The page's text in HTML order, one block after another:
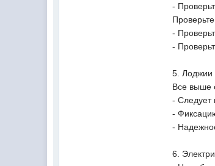
-
-
-
5. Лоджии
Все выше
- Следует
-
-
6.